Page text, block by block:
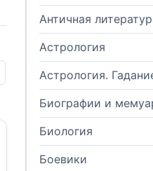
Античная
Астрология
Астрология.
Биографии и
Биология
Боевики